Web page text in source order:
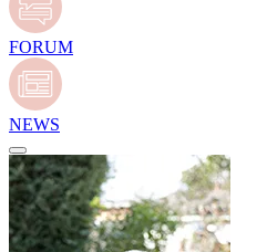
FORUM
NEWS